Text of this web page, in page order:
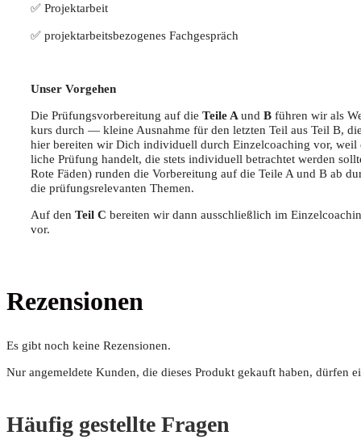
✅ Pro­jekt­ar­beit
✅ pro­jekt­ar­beits­be­zo­ge­nes Fachgespräch
Unser Vor­ge­hen
Die Prü­fungs­vor­be­rei­tung auf die Tei­le A und B füh­ren wir als
kurs durch — klei­ne Aus­nah­me für den letz­ten Teil aus Teil B,
hier berei­ten wir Dich indi­vi­du­ell durch Ein­zel­coa­ching vor,
li­che Prü­fung han­delt, die stets indi­vi­du­ell betrach­tet wer­den
Rote Fäden) run­den die Vor­be­rei­tung auf die Tei­le A und B ab
die prü­fungs­re­le­van­ten Themen.
Auf den Teil C berei­ten wir dann aus­schließ­lich im
vor.
Rezensionen
Es gibt noch keine Rezensionen.
Nur angemeldete Kunden, die dieses Produkt gekauft haben, dürfen
Häufig gestellte Fragen